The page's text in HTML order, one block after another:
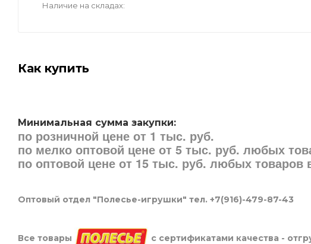
Наличие на складах
Как купить
Минимальная сумма закупки:
по розничной цене от 1 тыс. руб.
по мелко оптовой цене от 5 тыс. руб. любых
по оптовой цене от 15 тыс. руб. любых товаров
Оптовый отдел "Полесье-игрушки" тел. +7(916)-479-87-43
Все товары
с сертификатами качества -